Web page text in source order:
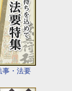
事・法要